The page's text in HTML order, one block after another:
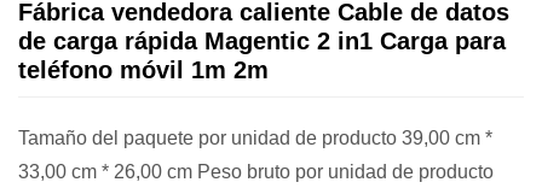
Fábrica vendedora caliente Cable de datos
de carga rápida Magentic 2 in1 Carga para
teléfono móvil 1m 2m
Tamaño del paquete por unidad de producto 39,00 cm *
33,00 cm * 26,00 cm Peso bruto por unidad de producto